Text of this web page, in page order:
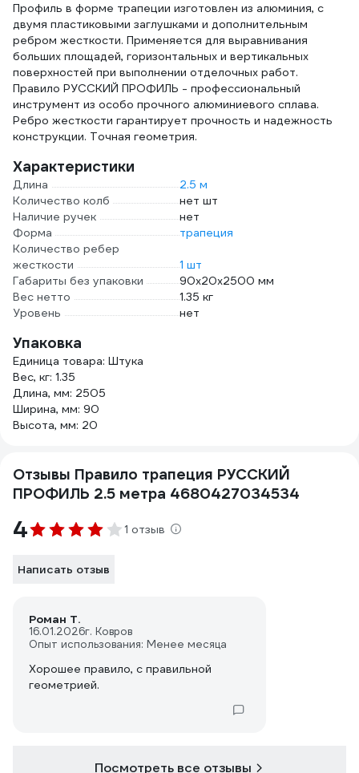
Профиль в форме трапеции изготовлен из алюминия, с
двумя пластиковыми заглушками и дополнительным
ребром жесткости. Применяется для выравнивания
больших площадей, горизонтальных и вертикальных
поверхностей при выполнении отделочных работ.
Правило РУССКИЙ ПРОФИЛЬ - профессиональный
инструмент из особо прочного алюминиевого сплава.
Ребро жесткости гарантирует прочность и надежность
конструкции. Точная геометрия.
Характеристики
Длина
2.5 м
Количество колб
нет шт
Наличие ручек
нет
Форма
трапеция
Количество ребер
жесткости
1 шт
Габариты без упаковки
90x20x2500 мм
Вес нетто
1.35 кг
Уровень
нет
Упаковка
Единица товара: Штука
Вес, кг: 1.35
Длина, мм: 2505
Ширина, мм: 90
Высота, мм: 20
Отзывы Правило трапеция РУССКИЙ
ПРОФИЛЬ 2.5 метра 4680427034534
4 1 отзыв
Написать отзыв
Роман Т.
16.01.2026г. Ковров
Опыт использования: Менее месяца
Хорошее правило, с правильной
геометрией.
Посмотреть все отзывы